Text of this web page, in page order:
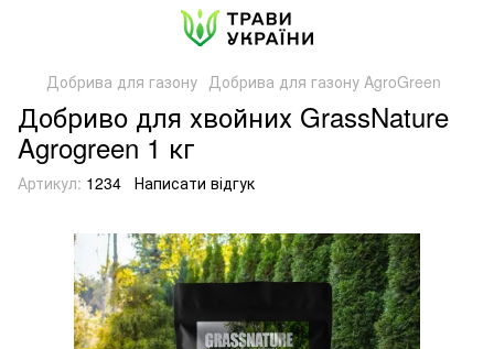
Добрива для газону Добрива для газону AgroGreen
Добриво для хвойних GrassNature
Agrogreen 1 кг
Артикул: 1234 Написати відгук